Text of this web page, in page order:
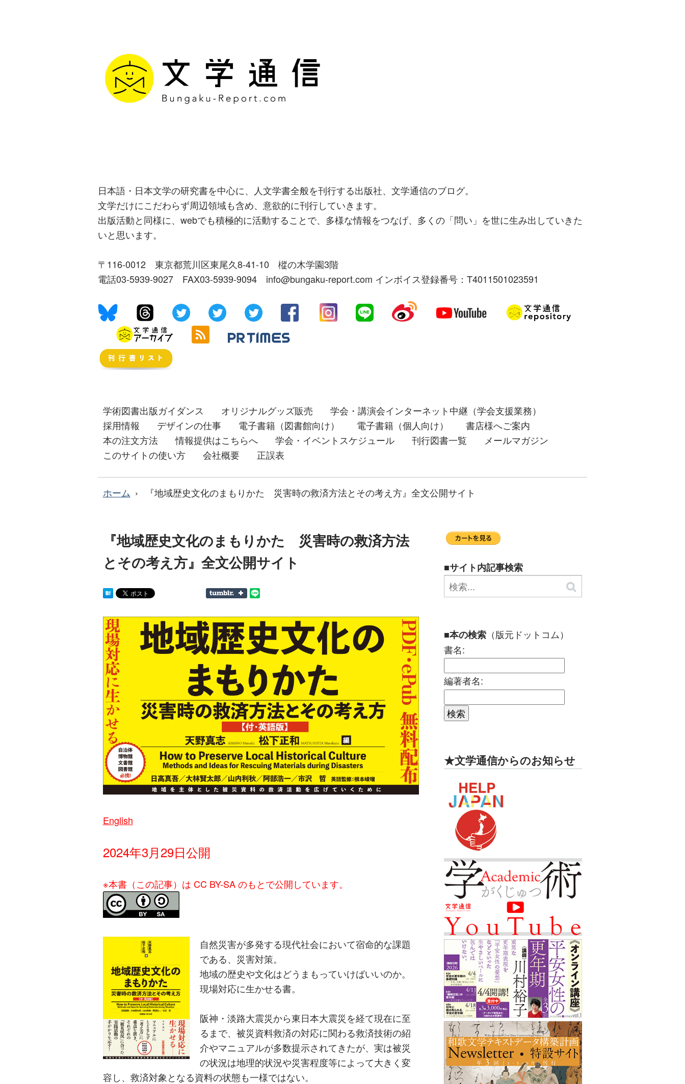
日本語・日本文学の研究書を中心に、人文学書全般を刊行する出版社、文学通信のブログ。
文学だけにこだわらず周辺領域も含め、意欲的に刊行していきます。
出版活動と同様に、webでも積極的に活動することで、多様な情報をつなげ、多くの「問い」を世に生み出していきた
いと思います。
〒116-0012 東京都荒川区東尾久8-41-10 樅の木学園3階
電話03-5939-9027 FAX03-5939-9094 info@bungaku-report.com インボイス登録番号：T4011501023591
学術図書出版ガイダンス オリジナルグッズ販売
学会・講演会インターネット中継（学会支援業務）
採用情報
デザインの仕事 電子書籍（図書館向け） 電子書籍（個人向け）
書店様へご案内
本の注文方法
情報提供はこちらへ 学会・イベントスケジュール 刊行図書一覧
メールマガジン
このサイトの使い方
会社概要 正誤表
ホーム 『地域歴史文化のまもりかた 災害時の救済方法とその考え方』全文公開サイト
『地域歴史文化のまもりかた 災害時の救済方法
とその考え方』全文公開サイト
English
2024年3月29日公開
※本書（この記事）は CC BY-SA のもとで公開しています。
自然災害が多発する現代社会において宿命的な課題
である、災害対策。
地域の歴史や文化はどうまもっていけばいいのか。
現場対応に生かせる書。
阪神・淡路大震災から東日本大震災を経て現在に至
るまで、被災資料救済の対応に関わる救済技術の紹
介やマニュアルが多数提示されてきたが、実は被災
の状況は地理的状況や災害程度等によって大きく変
容し、救済対象となる資料の状態も一様ではない。
■サイト内記事検索
■本の検索（版元ドットコム）
書名:
編著者名:
★文学通信からのお知らせ